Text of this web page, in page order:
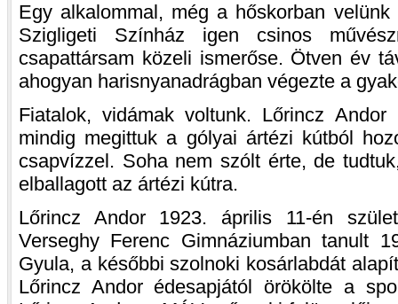
Egy alkalommal, még a hőskorban
Szigligeti Színház igen csinos
csapattársam közeli ismerőse. Ötven év
ahogyan harisnyanadrágban végezte a
Fiatalok, vidámak voltunk. Lőrincz Andor
mindig megittuk a gólyai ártézi kútból
csapvízzel. Soha nem szólt érte, de
elballagott az ártézi kútra.
Lőrincz Andor 1923. április 11-én
Verseghy Ferenc Gimnáziumban tanult
Gyula, a későbbi szolnoki kosárlabdát
Lőrincz Andor édesapjától örökölte a